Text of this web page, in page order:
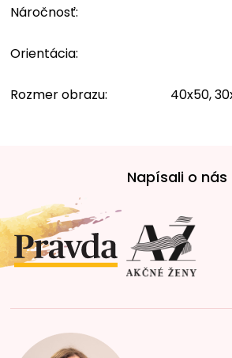
Náročnosť:
Orientácia:
Rozmer obrazu: 40x50,
t
i
e
Napísali o nás